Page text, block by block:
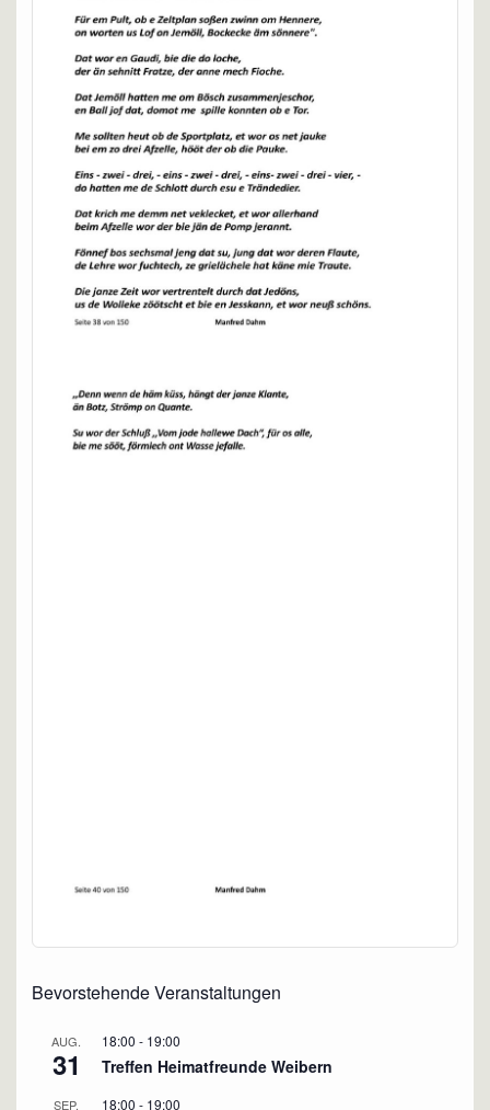
Bevorstehende Veranstaltungen
AUG.
31
18:00 - 19:00
Treffen Heimatfreunde Weibern
SEP. 18:00 - 19:00